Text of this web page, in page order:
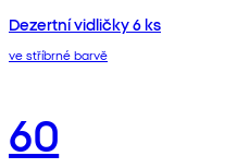
Dezertní vidličky 6 ks
ve stříbrné barvě
60